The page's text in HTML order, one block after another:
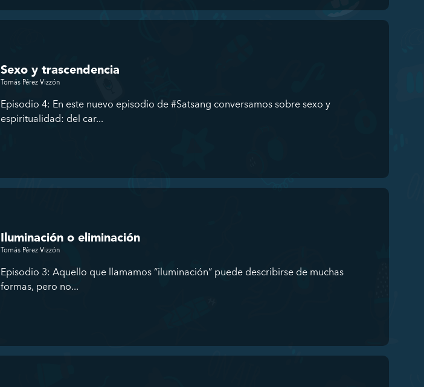
Sexo y trascendencia
Tomás Pérez Vizzón
Episodio 4: En este nuevo episodio de #Satsang conversamos sobre sexo y
espiritualidad: del car...
Iluminación o eliminación
Tomás Pérez Vizzón
Episodio 3: Aquello que llamamos “iluminación” puede describirse de muchas
formas, pero no...